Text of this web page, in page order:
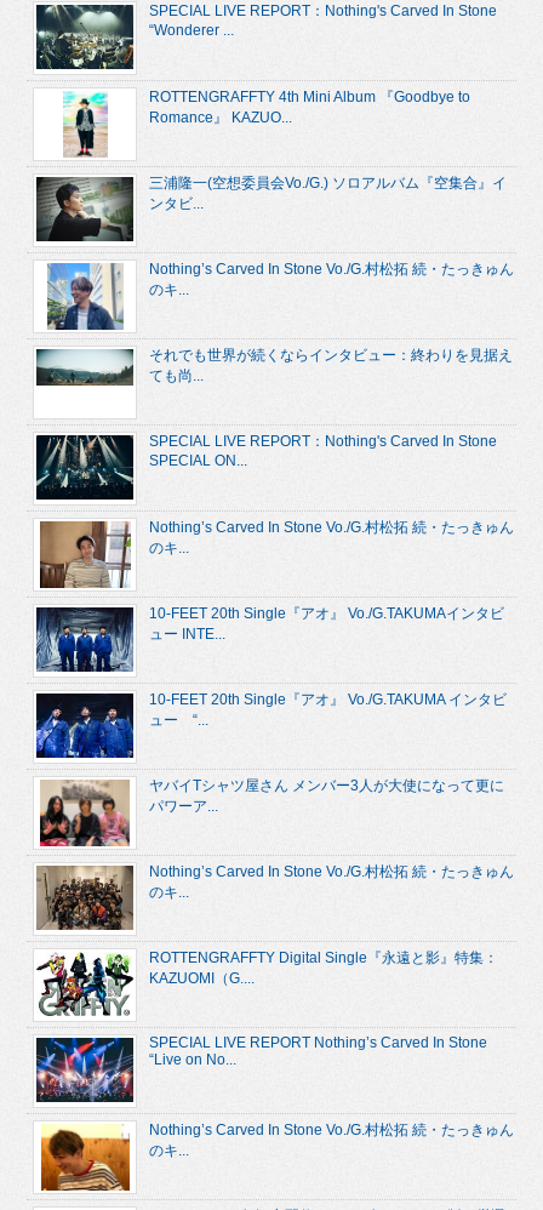
SPECIAL LIVE REPORT：Nothing's Carved In Stone
“Wonderer ...
ROTTENGRAFFTY 4th Mini Album 『Goodbye to
Romance』 KAZUO...
三浦隆一(空想委員会Vo./G.) ソロアルバム『空集合』イ
ンタビ...
Nothing’s Carved In Stone Vo./G.村松拓 続・たっきゅん
のキ...
それでも世界が続くならインタビュー：終わりを見据え
ても尚...
SPECIAL LIVE REPORT：Nothing's Carved In Stone
SPECIAL ON...
Nothing’s Carved In Stone Vo./G.村松拓 続・たっきゅん
のキ...
10-FEET 20th Single『アオ』 Vo./G.TAKUMAインタビ
ュー INTE...
10-FEET 20th Single『アオ』 Vo./G.TAKUMA インタビ
ュー “...
ヤバイTシャツ屋さん メンバー3人が大使になって更に
パワーア...
Nothing’s Carved In Stone Vo./G.村松拓 続・たっきゅん
のキ...
ROTTENGRAFFTY Digital Single『永遠と影』特集：
KAZUOMI（G....
SPECIAL LIVE REPORT Nothing’s Carved In Stone
“Live on No...
Nothing’s Carved In Stone Vo./G.村松拓 続・たっきゅん
のキ...